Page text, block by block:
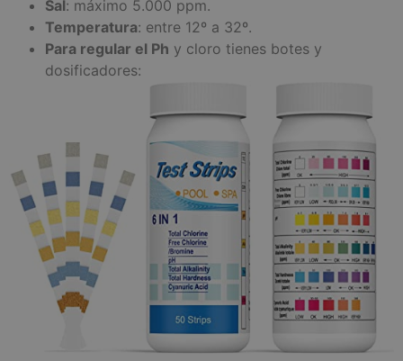
Sal: máximo 5.000 ppm.
Temperatura: entre 12º a 32º.
Para regular el Ph y cloro tienes botes y
dosificadores: